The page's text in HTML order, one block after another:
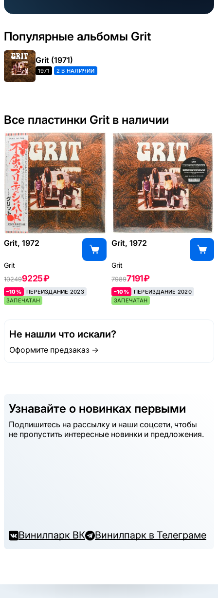
Популярные альбомы Grit
Grit (1971)
1971 2 В НАЛИЧИИ
Все пластинки Grit в наличии
Grit, 1972
Grit
102499225 ₽
–10%
ПЕРЕИЗДАНИЕ 2023
ЗАПЕЧАТАН
Grit, 1972
Grit
79897191 ₽
–10%
ПЕРЕИЗДАНИЕ 2020
ЗАПЕЧАТАН
Не нашли что искали?
Оформите предзаказ →
Узнавайте о новинках первыми
Подпишитесь на рассылку и наши соцсети, чтобы
не пропустить интересные новинки и предложения.
Винилпарк ВК Винилпарк в Телеграме